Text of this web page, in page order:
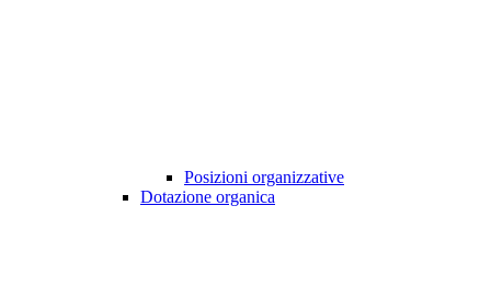
Posizioni organizzative
Dotazione organica